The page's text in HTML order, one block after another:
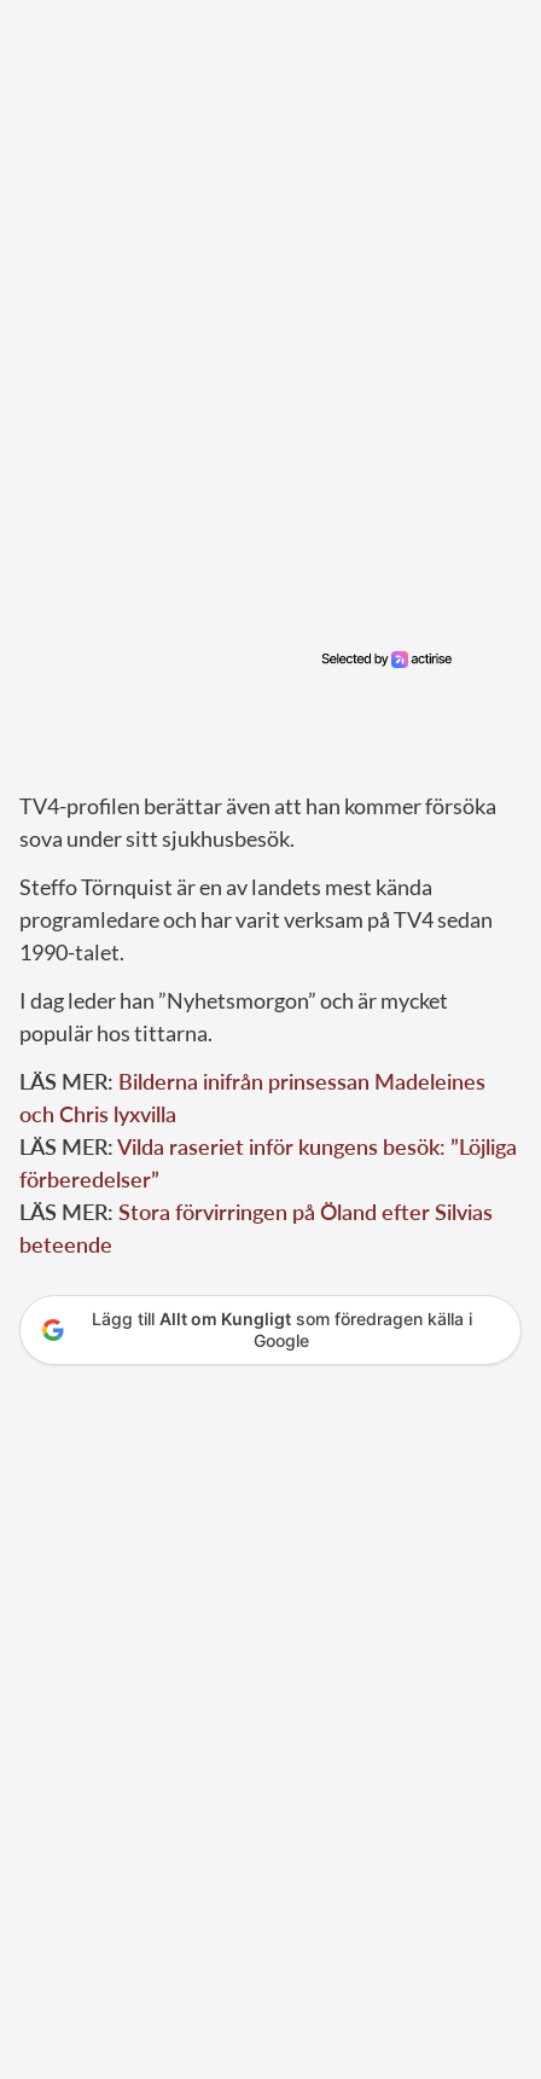
TV4-profilen berättar även att han kommer försöka
sova under sitt sjukhusbesök.
Steffo Törnquist är en av landets mest kända
programledare och har varit verksam på TV4 sedan
1990-talet.
I dag leder han ”Nyhetsmorgon” och är mycket
populär hos tittarna.
LÄS MER: Bilderna inifrån prinsessan Madeleines
och Chris lyxvilla
LÄS MER:Vilda raseriet inför kungens besök: ”Löjliga
förberedelser”
LÄS MER: Stora förvirringen på Öland efter Silvias
beteende
Lägg till Allt om Kungligtsom föredragen källa i
Google